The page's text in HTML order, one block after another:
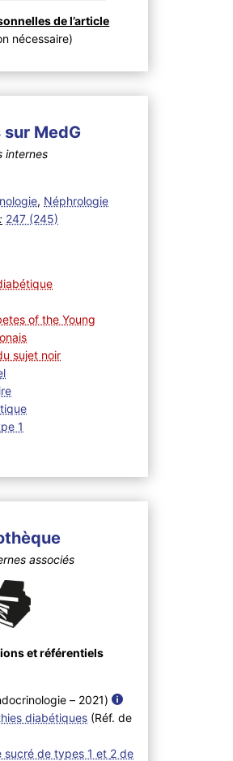
de l’article
nécessaire)
MedG
internes
, Néphrologie
247 (245)
of the Young
sujet noir
1
associés
et référentiels
– 2021)
diabétiques (Réf. de
de types 1 et 2 de